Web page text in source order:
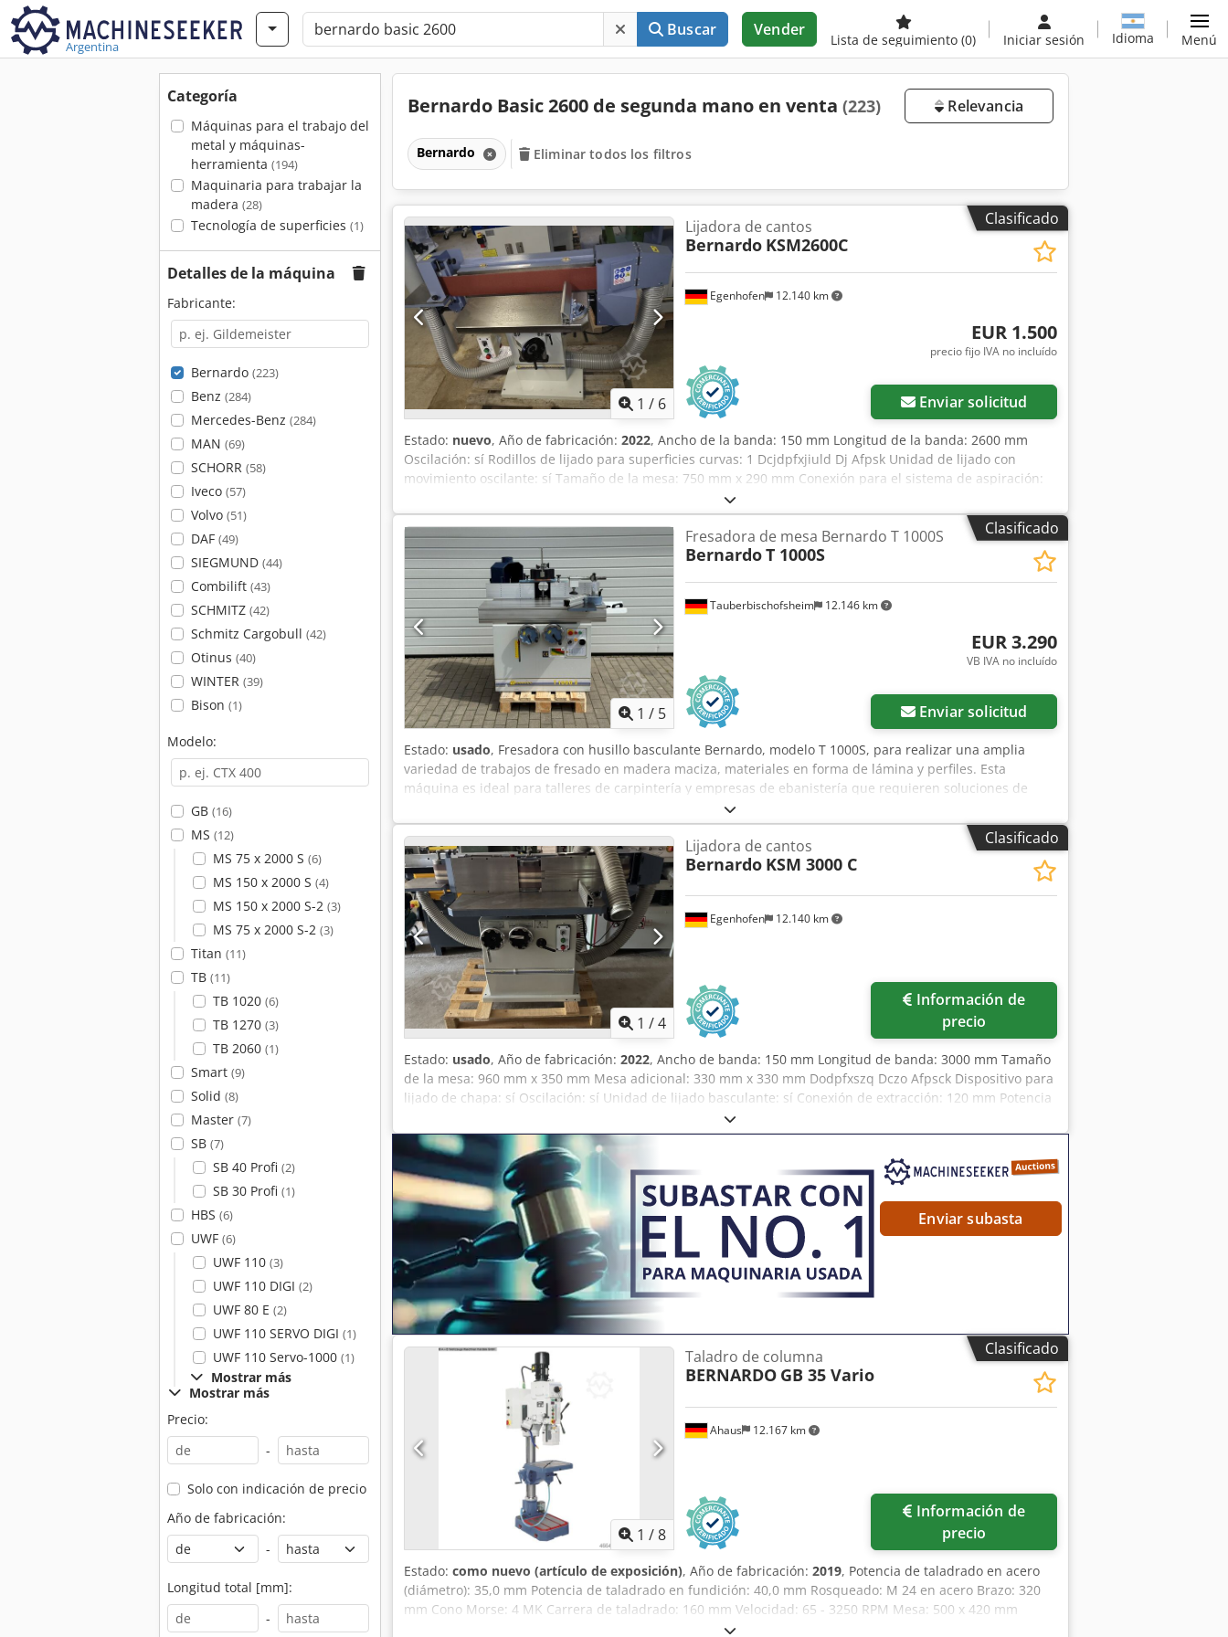
Argentina
Buscar Vender
Lista de seguimiento (0) Iniciar sesión Idioma Menú
Categoría
Máquinas para el trabajo del
metal y máquinas-
herramienta (194)
Maquinaria para trabajar la
madera (28)
Tecnología de superficies (1)
Detalles de la máquina
Fabricante:
Bernardo (223)
Benz (284)
Mercedes-Benz (284)
MAN (69)
SCHORR (58)
Iveco (57)
Volvo (51)
DAF (49)
SIEGMUND (44)
Combilift (43)
SCHMITZ (42)
Schmitz Cargobull (42)
Otinus (40)
WINTER (39)
Bison (1)
Modelo:
GB (16)
MS (12)
MS 75 x 2000 S (6)
MS 150 x 2000 S (4)
MS 150 x 2000 S-2 (3)
MS 75 x 2000 S-2 (3)
Titan (11)
TB (11)
TB 1020 (6)
TB 1270 (3)
TB 2060 (1)
Smart (9)
Solid (8)
Master (7)
SB (7)
SB 40 Profi (2)
SB 30 Profi (1)
HBS (6)
UWF (6)
UWF 110 (3)
UWF 110 DIGI (2)
UWF 80 E (2)
UWF 110 SERVO DIGI (1)
UWF 110 Servo-1000 (1)
Mostrar más
Mostrar más
Precio:
-
Solo con indicación de precio
Año de fabricación:
-
Longitud total [mm]:
-
Bernardo Basic 2600 de segunda mano en venta (223) Relevancia
Bernardo Eliminar todos los filtros
Clasificado
1 / 6
Egenhofen 12.140 km
Lijadora de cantos
Bernardo KSM2600C
EUR 1.500
precio fijo IVA no incluído
Enviar solicitud
Estado: nuevo, Año de fabricación: 2022, Ancho de la banda: 150 mm Longitud de la banda: 2600 mm
Oscilación: sí Rodillos de lijado para superficies curvas: 1 Dcjdpfxjiuld Dj Afpsk Unidad de lijado con
movimiento oscilante: sí Tamaño de la mesa: 750 mm x 290 mm Conexión para el sistema de aspiración:
120 mm Potencia del motor: 3 kW Longitud de la máquina: 1700 mm Ancho de la máquina: 700 mm Peso:
180 kg
Clasificado
1 / 5
Tauberbischofsheim 12.146 km
Fresadora de mesa Bernardo T 1000S
BernardoT 1000S
EUR 3.290
VB IVA no incluído
Enviar solicitud
Estado: usado, Fresadora con husillo basculante Bernardo, modelo T 1000S, para realizar una amplia
variedad de trabajos de fresado en madera maciza, materiales en forma de lámina y perfiles. Esta
máquina es ideal para talleres de carpintería y empresas de ebanistería que requieren soluciones de
fresado precisas y de alto rendimiento. Cuenta con husillo basculante, carro deslizante, tope angular y
sistema de sujeción neumático. Datos técnicos: - Diámetro del husillo de fresado: 30 mm Dcodezryqkspfx
Afpjk - Rangos de velocidad: 1400 / 3500 / 6000 / 800 rpm - Longitud de sujeción: 125 mm - Potencia del
motor: 4,0 kW
Clasificado
1 /4
Egenhofen 12.140 km
Lijadora de cantos
Bernardo KSM 3000 C
precio
Estado: usado, Año de fabricación: 2022, Ancho de banda: 150 mm Longitud de banda: 3000 mm Tamaño
de la mesa: 960 mm x 350 mm Mesa adicional: 330 mm x 330 mm Dodpfxszq Dczo Afpsck Dispositivo para
lijado de chapa: sí Oscilación: sí Unidad de lijado basculante: sí Conexión de extracción: 120 mm Potencia
del motor: 3 kW Longitud de la máquina: 1910 mm Anchura de la máquina: 840 mm Peso: 330 kg
Enviar subasta
Clasificado
1 /8
Ahaus 12.167 km
Taladro de columna
BERNARDO GB 35 Vario
precio
Estado: como nuevo (artículo de exposición), Año de fabricación: 2019, Potencia de taladrado en acero
(diámetro): 35,0 mm Potencia de taladrado en fundición: 40,0 mm Rosqueado: M 24 en acero Brazo: 320
mm Cono Morse: 4 MK Carrera de taladrado: 160 mm Velocidad: 65 - 3250 RPM Mesa: 500 x 420 mm
Brazo: 320 mm Peso: 375 kg Dimensiones (L-A-H): 600 x 870 x 2.170 mm Máquina de exposición del año